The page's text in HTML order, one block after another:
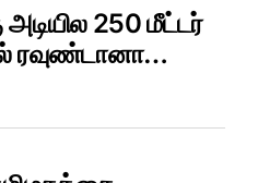
அடியில 250 மீட்டர்
ரவுண்டானா…